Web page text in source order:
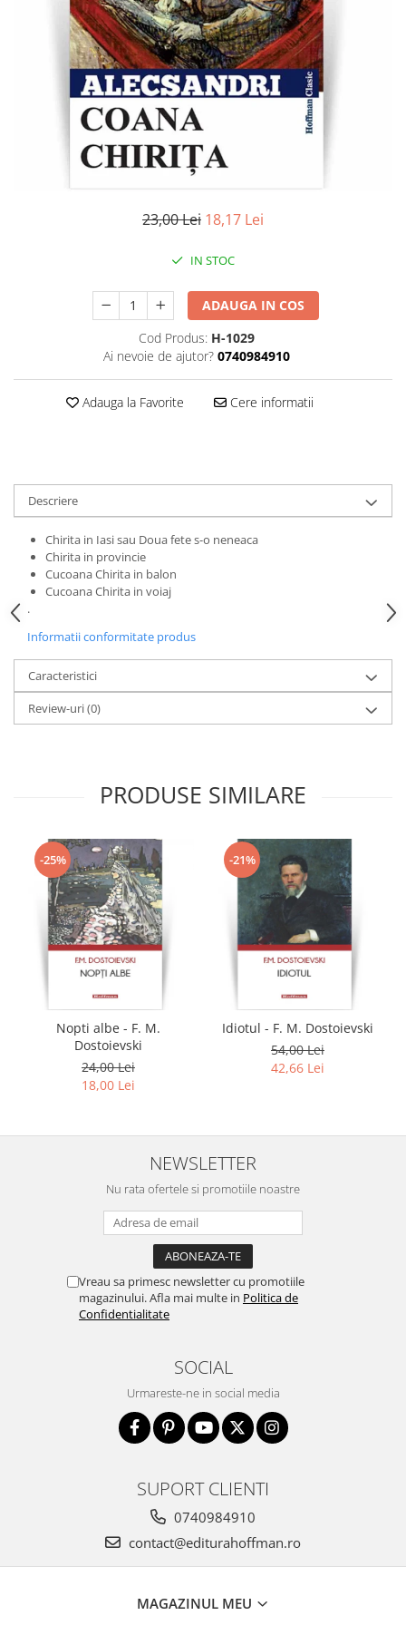
Literatura
Contemporana
Publicistica / Reportaje / Interviuri
23,00 Lei 18,17 Lei
IN STOC
ADAUGA IN COS
Cod Produs: H-1029
Ai nevoie de ajutor? 0740984910
Adauga la Favorite Cere informatii
Descriere
Chirita in Iasi sau Doua fete s-o neneaca
Chirita in provincie
Cucoana Chirita in balon
Cucoana Chirita in voiaj
.
Informatii conformitate produs
Caracteristici
Review-uri(0)
PRODUSE SIMILARE
-25%
Nopti albe - F. M.
Dostoievski
24,00 Lei
18,00 Lei
-21%
Idiotul - F. M. Dostoievski
54,00 Lei
42,66 Lei
NEWSLETTER
Nu rata ofertele si promotiile noastre
Vreau sa primesc newsletter cu promotiile
magazinului. Afla mai multe in Politica de
Confidentialitate
SOCIAL
Urmareste-ne in social media
SUPORT CLIENTI
0740984910
contact@editurahoffman.ro
MAGAZINUL MEU